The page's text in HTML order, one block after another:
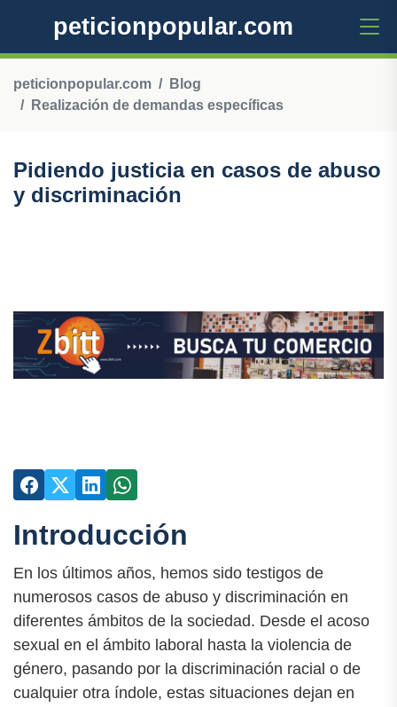
peticionpopular.com
peticionpopular.com
Blog
Realización de demandas específicas
Pidiendo justicia en casos de abuso
y discriminación
Introducción
En los últimos años, hemos sido testigos de
numerosos casos de abuso y discriminación en
diferentes ámbitos de la sociedad. Desde el acoso
sexual en el ámbito laboral hasta la violencia de
género, pasando por la discriminación racial o de
cualquier otra índole, estas situaciones dejan en